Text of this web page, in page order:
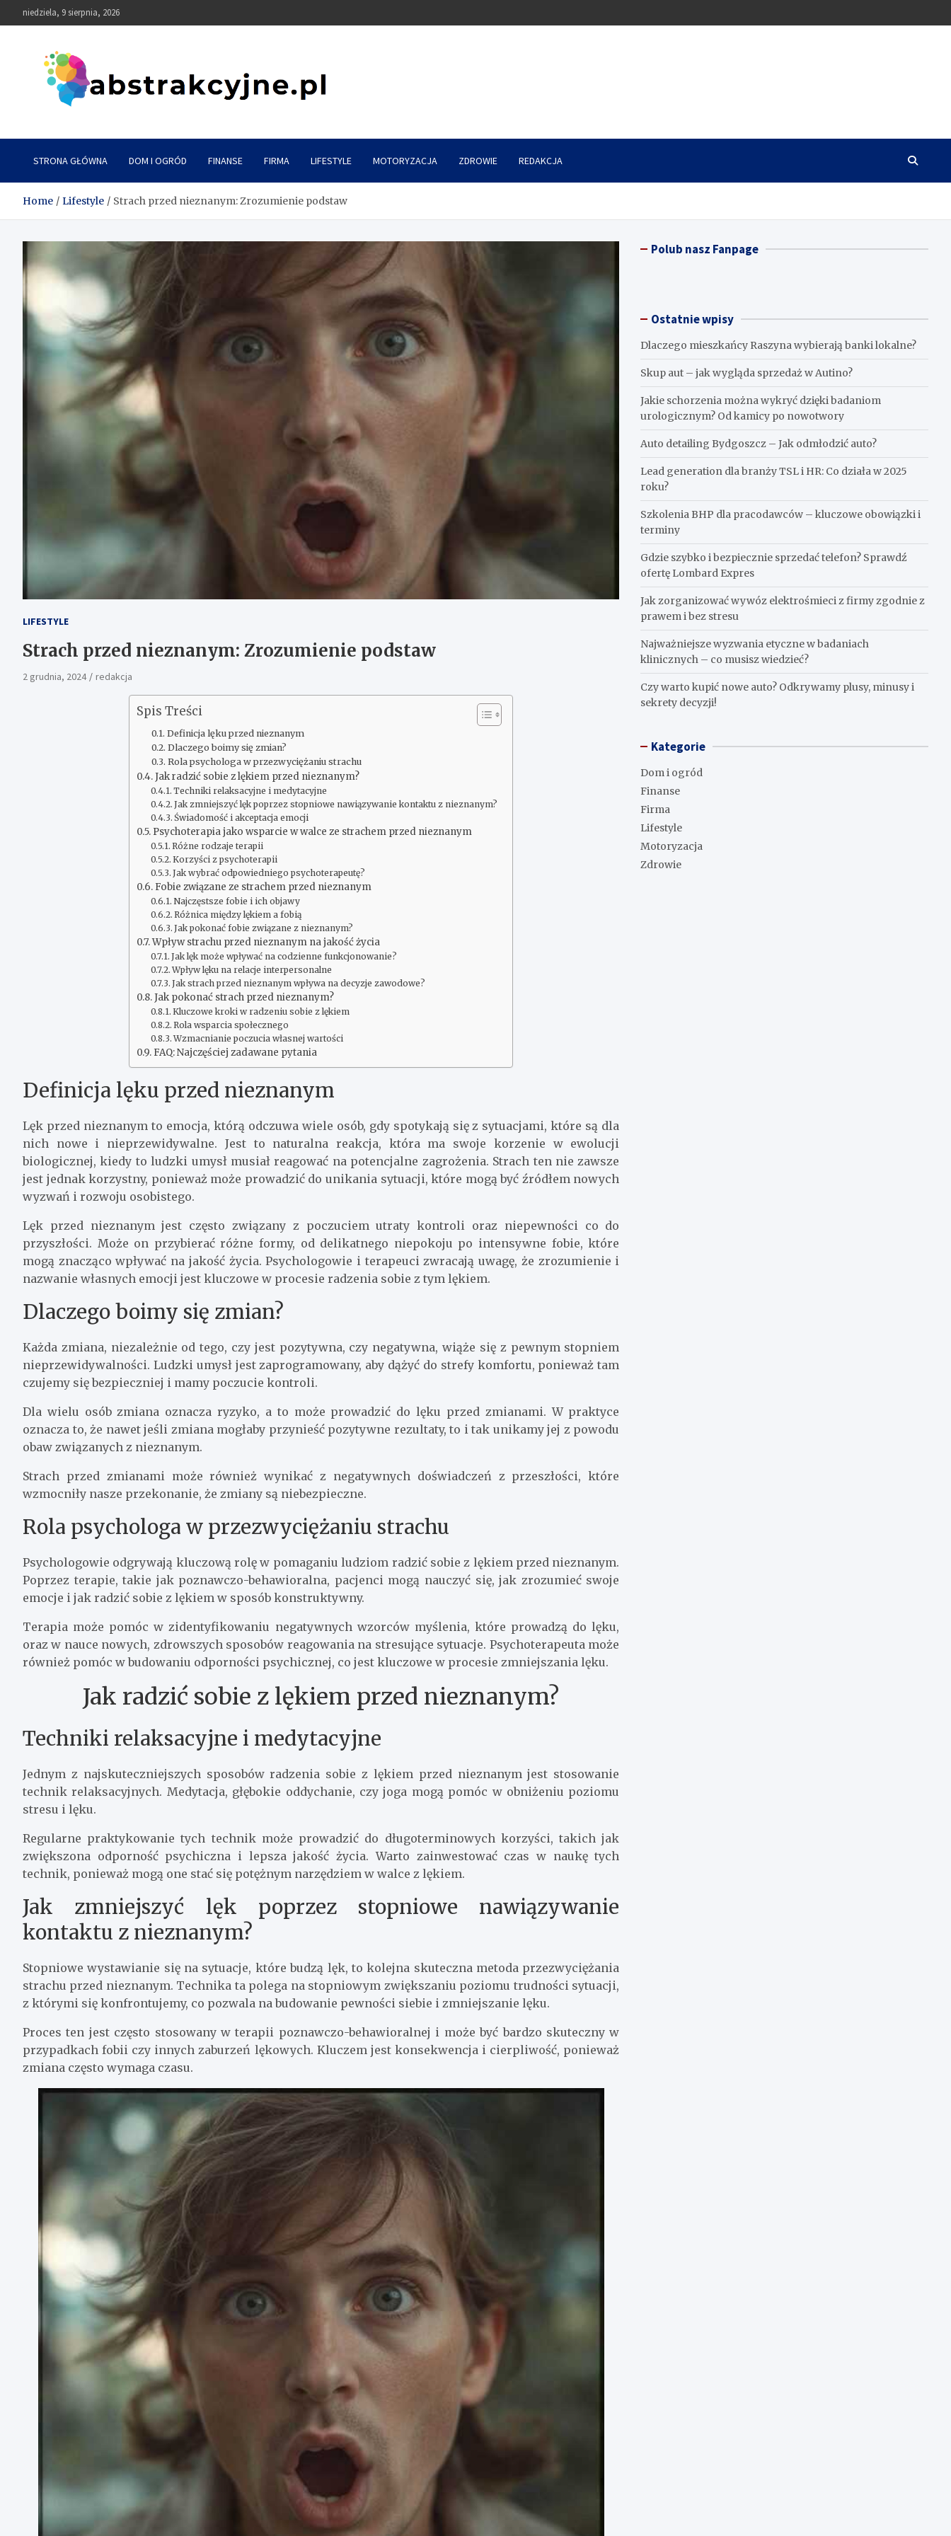
to
niedziela, 9 sierpnia, 2026
Abstrakcyjne
STRONA GŁÓWNA DOM I OGRÓD FINANSE FIRMA LIFESTYLE MOTORYZACJA ZDROWIE REDAKCJA
Home Lifestyle Strach przed nieznanym: Zrozumienie podstaw
LIFESTYLE
Strach przed nieznanym: Zrozumienie podstaw
2 grudnia, 2024 redakcja
Spis Treści
Definicja lęku przed nieznanym
Dlaczego boimy się zmian?
Rola psychologa w przezwyciężaniu strachu
Jak radzić sobie z lękiem przed nieznanym?
Techniki relaksacyjne i medytacyjne
Jak zmniejszyć lęk poprzez stopniowe nawiązywanie kontaktu z nieznanym?
Świadomość i akceptacja emocji
Psychoterapia jako wsparcie w walce ze strachem przed nieznanym
Różne rodzaje terapii
Korzyści z psychoterapii
Jak wybrać odpowiedniego psychoterapeutę?
Fobie związane ze strachem przed nieznanym
Najczęstsze fobie i ich objawy
Różnica między lękiem a fobią
Jak pokonać fobie związane z nieznanym?
Wpływ strachu przed nieznanym na jakość życia
Jak lęk może wpływać na codzienne funkcjonowanie?
Wpływ lęku na relacje interpersonalne
Jak strach przed nieznanym wpływa na decyzje zawodowe?
Jak pokonać strach przed nieznanym?
Kluczowe kroki w radzeniu sobie z lękiem
Rola wsparcia społecznego
Wzmacnianie poczucia własnej wartości
FAQ: Najczęściej zadawane pytania
Definicja lęku przed nieznanym
Lęk przed nieznanym to emocja, którą odczuwa wiele osób, gdy spotykają się z sytuacjami, które są dla
nich nowe i nieprzewidywalne. Jest to naturalna reakcja, która ma swoje korzenie w ewolucji
biologicznej, kiedy to ludzki umysł musiał reagować na potencjalne zagrożenia. Strach ten nie zawsze
jest jednak korzystny, ponieważ może prowadzić do unikania sytuacji, które mogą być źródłem nowych
wyzwań i rozwoju osobistego.
Lęk przed nieznanym jest często związany z poczuciem utraty kontroli oraz niepewności co do
przyszłości. Może on przybierać różne formy, od delikatnego niepokoju po intensywne fobie, które
mogą znacząco wpływać na jakość życia. Psychologowie i terapeuci zwracają uwagę, że zrozumienie i
nazwanie własnych emocji jest kluczowe w procesie radzenia sobie z tym lękiem.
Dlaczego boimy się zmian?
Każda zmiana, niezależnie od tego, czy jest pozytywna, czy negatywna, wiąże się z pewnym stopniem
nieprzewidywalności. Ludzki umysł jest zaprogramowany, aby dążyć do strefy komfortu, ponieważ tam
czujemy się bezpieczniej i mamy poczucie kontroli.
Dla wielu osób zmiana oznacza ryzyko, a to może prowadzić do lęku przed zmianami. W praktyce
oznacza to, że nawet jeśli zmiana mogłaby przynieść pozytywne rezultaty, to i tak unikamy jej z powodu
obaw związanych z nieznanym.
Strach przed zmianami może również wynikać z negatywnych doświadczeń z przeszłości, które
wzmocniły nasze przekonanie, że zmiany są niebezpieczne.
Rola psychologa w przezwyciężaniu strachu
Psychologowie odgrywają kluczową rolę w pomaganiu ludziom radzić sobie z lękiem przed nieznanym.
Poprzez terapie, takie jak poznawczo-behawioralna, pacjenci mogą nauczyć się, jak zrozumieć swoje
emocje i jak radzić sobie z lękiem w sposób konstruktywny.
Terapia może pomóc w zidentyfikowaniu negatywnych wzorców myślenia, które prowadzą do lęku,
oraz w nauce nowych, zdrowszych sposobów reagowania na stresujące sytuacje. Psychoterapeuta może
również pomóc w budowaniu odporności psychicznej, co jest kluczowe w procesie zmniejszania lęku.
Jak radzić sobie z lękiem przed nieznanym?
Techniki relaksacyjne i medytacyjne
Jednym z najskuteczniejszych sposobów radzenia sobie z lękiem przed nieznanym jest stosowanie
technik relaksacyjnych. Medytacja, głębokie oddychanie, czy joga mogą pomóc w obniżeniu poziomu
stresu i lęku.
Regularne praktykowanie tych technik może prowadzić do długoterminowych korzyści, takich jak
zwiększona odporność psychiczna i lepsza jakość życia. Warto zainwestować czas w naukę tych
technik, ponieważ mogą one stać się potężnym narzędziem w walce z lękiem.
Jak zmniejszyć lęk poprzez stopniowe nawiązywanie
kontaktu z nieznanym?
Stopniowe wystawianie się na sytuacje, które budzą lęk, to kolejna skuteczna metoda przezwyciężania
strachu przed nieznanym. Technika ta polega na stopniowym zwiększaniu poziomu trudności sytuacji,
z którymi się konfrontujemy, co pozwala na budowanie pewności siebie i zmniejszanie lęku.
Proces ten jest często stosowany w terapii poznawczo-behawioralnej i może być bardzo skuteczny w
przypadkach fobii czy innych zaburzeń lękowych. Kluczem jest konsekwencja i cierpliwość, ponieważ
zmiana często wymaga czasu.
Polub nasz Fanpage
Ostatnie wpisy
Dlaczego mieszkańcy Raszyna wybierają banki lokalne?
Skup aut – jak wygląda sprzedaż w Autino?
Jakie schorzenia można wykryć dzięki badaniom
urologicznym? Od kamicy po nowotwory
Auto detailing Bydgoszcz – Jak odmłodzić auto?
Lead generation dla branży TSL i HR: Co działa w 2025
roku?
Szkolenia BHP dla pracodawców – kluczowe obowiązki i
terminy
Gdzie szybko i bezpiecznie sprzedać telefon? Sprawdź
ofertę Lombard Expres
Jak zorganizować wywóz elektrośmieci z firmy zgodnie z
prawem i bez stresu
Najważniejsze wyzwania etyczne w badaniach
klinicznych – co musisz wiedzieć?
Czy warto kupić nowe auto? Odkrywamy plusy, minusy i
sekrety decyzji!
Kategorie
Dom i ogród
Finanse
Firma
Lifestyle
Motoryzacja
Zdrowie